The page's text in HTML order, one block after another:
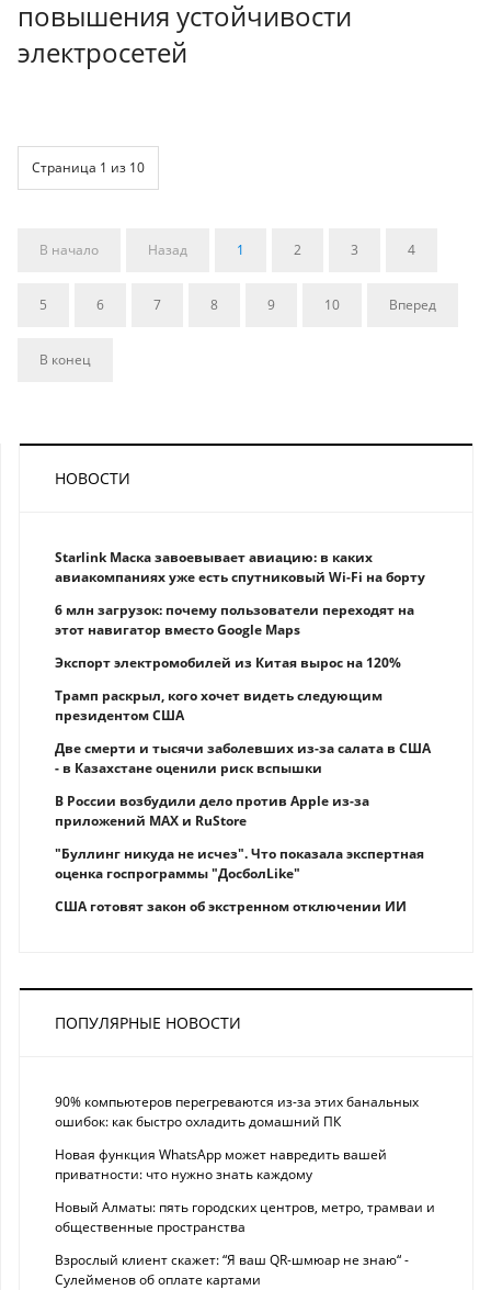
повышения устойчивости
электросетей
Страница 1 из 10
В начало Назад 1 2 3 4
5 6 7 8 9 10 Вперед
В конец
НОВОСТИ
Starlink Маска завоевывает авиацию: в каких
авиакомпаниях уже есть спутниковый Wi-Fi на борту
6 млн загрузок: почему пользователи переходят на
этот навигатор вместо Google Maps
Экспорт электромобилей из Китая вырос на 120%
Трамп раскрыл, кого хочет видеть следующим
президентом США
Две смерти и тысячи заболевших из-за салата в США
- в Казахстане оценили риск вспышки
В России возбудили дело против Apple из-за
приложений MAX и RuStore
"Буллинг никуда не исчез". Что показала экспертная
оценка госпрограммы "ДосболLike"
США готовят закон об экстренном отключении ИИ
ПОПУЛЯРНЫЕ НОВОСТИ
90% компьютеров перегреваются из-за этих банальных
ошибок: как быстро охладить домашний ПК
Новая функция WhatsApp может навредить вашей
приватности: что нужно знать каждому
Новый Алматы: пять городских центров, метро, трамваи и
общественные пространства
Взрослый клиент скажет: “Я ваш QR-шмюар не знаю“ -
Сулейменов об оплате картами